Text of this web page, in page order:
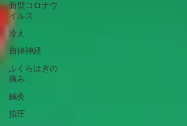
新型コロナウ
イルス
冷え
自律神経
ふくらはぎの
痛み
鍼灸
指圧